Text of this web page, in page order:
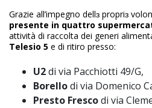
Grazie all’impegno dellɜ propriɜ
presente in quattro
attività di raccolta dei generi
Telesio 5 e di ritiro presso:
U2di via Pacchiotti 49/G,
Borellodi via Domenico
Presto Frescodi via